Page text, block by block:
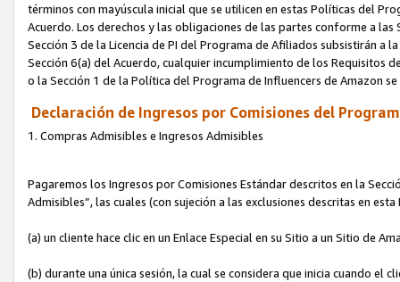
términos con mayúscula inicial que se utilicen en estas Políticas del
Acuerdo. Los derechos y las obligaciones de las partes conforme a
Sección 3 de la Licencia de PI del Programa de Afiliados subsistirán
Sección 6(a) del Acuerdo, cualquier incumplimiento de los Requisitos
o la Sección 1 de la Política del Programa de Influencers de Amazon
Declaración de Ingresos por Comisiones del
1. Compras Admisibles e Ingresos Admisibles
Pagaremos los Ingresos por Comisiones Estándar descritos en la
Admisibles”, las cuales (con sujeción a las exclusiones descritas en
(a) un cliente hace clic en un Enlace Especial en su Sitio a un Sitio de
(b) durante una única sesión, la cual se considera que inicia cuando el